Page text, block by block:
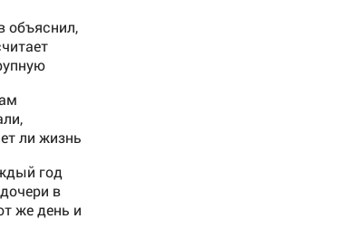
объяснил,
ли жизнь
год
в
же день и